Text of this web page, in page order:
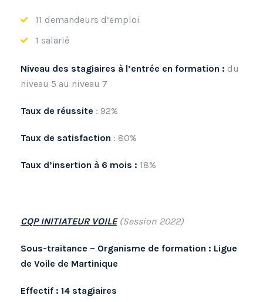
11 demandeurs d’emploi
1 salarié
Niveau des stagiaires à l’entrée en formation : du
niveau 5 au niveau 7
Taux de réussite : 92%
Taux de satisfaction : 80%
Taux d’insertion à 6 mois : 18%
CQP INITIATEUR VOILE(Session 2022)
Sous-traitance – Organisme de formation : Ligue
de Voile de Martinique
Effectif : 14 stagiaires